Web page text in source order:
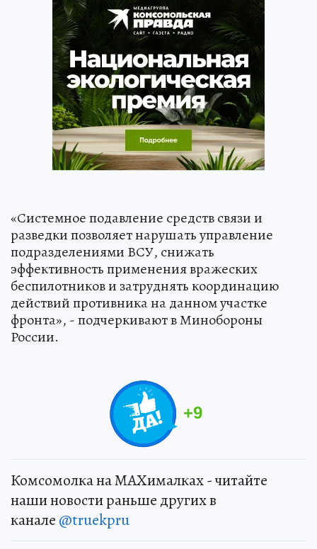
«Системное подавление средств связи и
разведки позволяет нарушать управление
подразделениями ВСУ, снижать
эффективность применения вражеских
беспилотников и затруднять координацию
действий противника на данном участке
фронта», - подчеркивают в Минобороны
России.
+9
Комсомолка на MAXималках - читайте
наши новости раньше других в
канале @truekpru